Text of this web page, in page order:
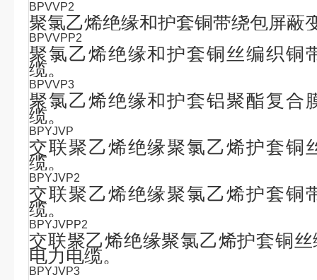
BPVVP2
聚氯乙烯绝缘和护套铜带绕包屏蔽
BPVVPP2
聚氯乙烯绝缘和护套铜丝编织铜
缆。
BPVVP3
聚氯乙烯绝缘和护套铝聚酯复合
缆。
BPYJVP
交联聚乙烯绝缘聚氯乙烯护套铜
缆。
BPYJVP2
交联聚乙烯绝缘聚氯乙烯护套铜
缆。
BPYJVPP2
交联聚乙烯绝缘聚氯乙烯护套铜
电力电缆。
BPYJVP3